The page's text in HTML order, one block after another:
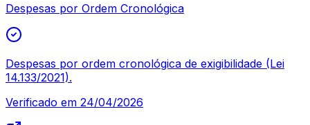
Despesas por Ordem Cronológica
Despesas por ordem cronológica de exigibilidade (Lei
14.133/2021).
Verificado em 24/04/2026